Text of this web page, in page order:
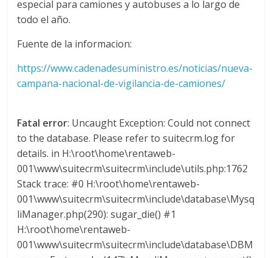
d
e
E
q
u
p
especial para camiones y autobuses a lo largo de
todo el año.
Fuente de la informacion:
https://www.cadenadesuministro.es/noticias/nueva-
campana-nacional-de-vigilancia-de-camiones/
Fatal error: Uncaught Exception: Could not connect
to the database. Please refer to suitecrm.log for
details. in H:\root\home\rentaweb-
001\www\suitecrm\suitecrm\include\utils.php:1762
Stack trace: #0 H:\root\home\rentaweb-
001\www\suitecrm\suitecrm\include\database\Mysq
liManager.php(290): sugar_die() #1
H:\root\home\rentaweb-
001\www\suitecrm\suitecrm\include\database\DBM